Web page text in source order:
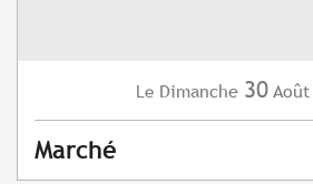
Le Dimanche 30 Août
Marché